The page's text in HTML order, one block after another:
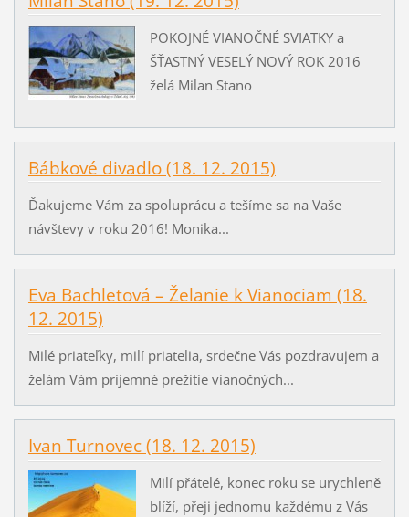
POKOJNÉ VIANOČNÉ SVIATKY a
ŠŤASTNÝ VESELÝ NOVÝ ROK 2016
želá Milan Stano
Bábkové divadlo (18. 12. 2015)
Ďakujeme Vám za spoluprácu a tešíme sa na Vaše
návštevy v roku 2016! Monika...
Eva Bachletová – Želanie k Vianociam (18.
12. 2015)
Milé priateľky, milí priatelia, srdečne Vás pozdravujem a
želám Vám príjemné prežitie vianočných...
Ivan Turnovec (18. 12. 2015)
Milí přátelé, konec roku se urychleně
blíží, přeji jednomu každému z Vás